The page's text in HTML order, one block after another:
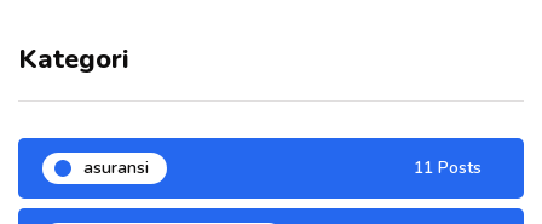
Kategori
asuransi 11 Posts